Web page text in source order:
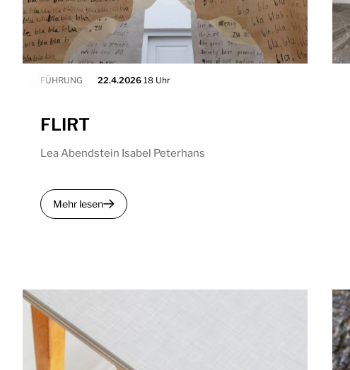
FÜHRUNG 22.4.2026 18 Uhr
FLIRT
Lea Abendstein Isabel Peterhans
Mehr lesen